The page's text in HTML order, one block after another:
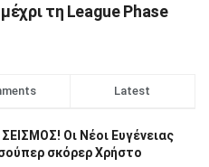
τη League Phase
Latest
Οι Νέοι Ευγένειας
σκόρερ Χρήστο